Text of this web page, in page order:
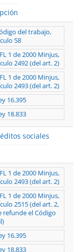
del trabajo,
58
1 de 2000 Minjus,
2492 (del art. 2)
1 de 2000 Minjus,
2493 (del art. 2)
16.395
18.833
sociales
1 de 2000 Minjus,
2493 (del art. 2)
1 de 2000 Minjus,
2515 (del art. 2,
refunde el Código
16.395
18.833